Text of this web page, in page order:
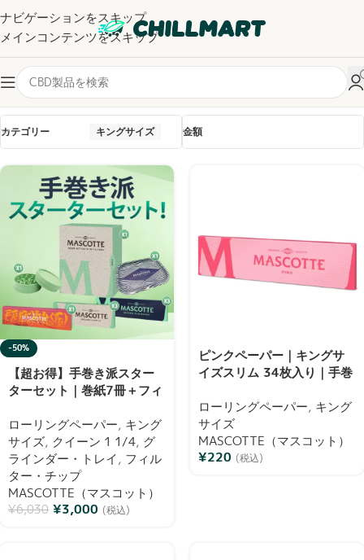
ナビゲーションをスキップ
メインコンテンツをスキップ
全6件を表示
カテゴリー キングサイズ 金額
-50%
【超お得】手巻き派スター
ターセット｜巻紙7冊＋フィ
レイ＋非売品ステッカー｜
Mascotte（マスコット）
ローリングペーパー, キング
サイズ, クイーン 1 1/4, グ
ラインダー・トレイ, フィル
ター・チップ
MASCOTTE（マスコット）
¥6,030 ¥3,000 (税込)
ピンクペーパー｜キングサ
イズスリム 34枚入り｜手巻
紙 | Mascotte（マスコッ
ト）
ローリングペーパー, キング
サイズ
MASCOTTE（マスコット）
¥220 (税込)